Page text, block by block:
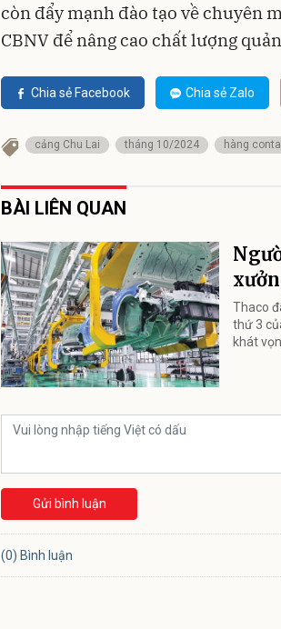
còn đẩy mạnh đào tạo về chuyên
CBNV để nâng cao chất lượng
Chia sẻ Facebook Chia sẻ Zalo
cảng Chu Lai tháng 10/2024 hàng
BÀI LIÊN QUAN
Thaco
thứ 3
khát
Gửi bình luận
(0) Bình luận